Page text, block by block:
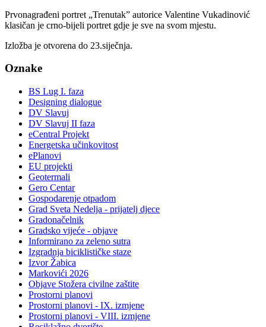
Prvonagrađeni portret „Trenutak” autorice Valentine Vukadinović
klasičan je crno-bijeli portret gdje je sve na svom mjestu.
Izložba je otvorena do 23.siječnja.
Oznake
BS Lug I. faza
Designing dialogue
DV Slavuj
DV Slavuj II faza
eCentral Projekt
Energetska učinkovitost
ePlanovi
EU projekti
Geotermali
Gero Centar
Gospodarenje otpadom
Grad Sveta Nedelja - prijatelj djece
Gradonačelnik
Gradsko vijeće - objave
Informirano za zeleno sutra
Izgradnja biciklističke staze
Izvor Žabica
Markovići 2026
Objave Stožera civilne zaštite
Prostorni planovi
Prostorni planovi - IX. izmjene
Prostorni planovi - VIII. izmjene